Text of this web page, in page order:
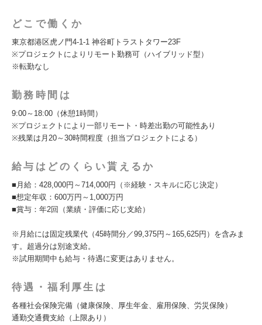
どこで働くか
東京都港区虎ノ門4-1-1 神谷町トラストタワー23F
※プロジェクトによりリモート勤務可（ハイブリッド型）
※転勤なし
勤務時間は
9:00～18:00（休憩1時間）
※プロジェクトにより一部リモート・時差出勤の可能性あり
※残業は月20～30時間程度（担当プロジェクトによる）
給与はどのくらい貰えるか
■月給：428,000円～714,000円（※経験・スキルに応じ決定）
■想定年収：600万円～1,000万円
■賞与：年2回（業績・評価に応じ支給）
※月給には固定残業代（45時間分／99,375円～165,625円）を含みま
す。超過分は別途支給。
※試用期間中も給与・待遇に変更はありません。
待遇・福利厚生は
各種社会保険完備（健康保険、厚生年金、雇用保険、労災保険）
通勤交通費支給（上限あり）